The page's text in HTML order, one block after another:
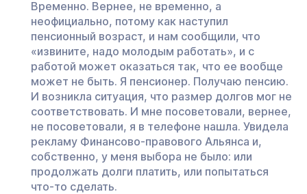
Временно. Вернее, не временно, а
неофициально, потому как наступил
пенсионный возраст, и нам сообщили, что
«извините, надо молодым работать», и с
работой может оказаться так, что ее вообще
может не быть. Я пенсионер. Получаю пенсию.
И возникла ситуация, что размер долгов мог не
соответствовать. И мне посоветовали, вернее,
не посоветовали, я в телефоне нашла. Увидела
рекламу Финансово-правового Альянса и,
собственно, у меня выбора не было: или
продолжать долги платить, или попытаться
что-то сделать.